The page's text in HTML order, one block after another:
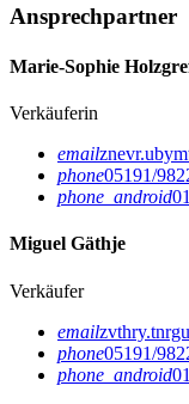
Ansprechpartner
Marie-Sophie
Verkäuferin
email
phone05191/
phone_android
Miguel Gäthje
Verkäufer
email
phone05191/
phone_android